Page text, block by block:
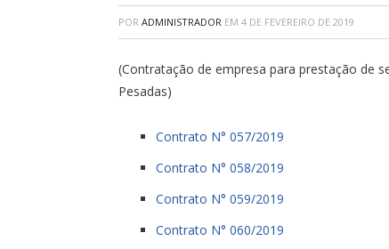
POR ADMINISTRADOR EM 4 DE FEVEREIRO DE 2019
(Contratação de empresa para prestação de
Pesadas)
Contrato N° 057/2019
Contrato N° 058/2019
Contrato N° 059/2019
Contrato N° 060/2019